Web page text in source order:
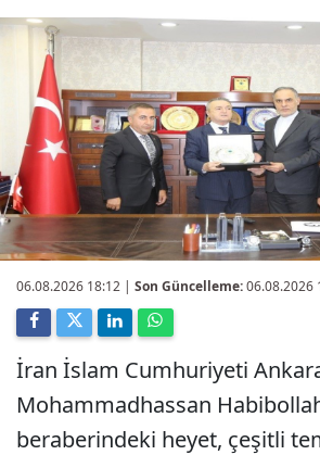
06.08.2026 18:12 | Son Güncelleme:06.08.2026
İran İslam Cumhuriyeti
Mohammadhassan
beraberindeki heyet, çeşitli